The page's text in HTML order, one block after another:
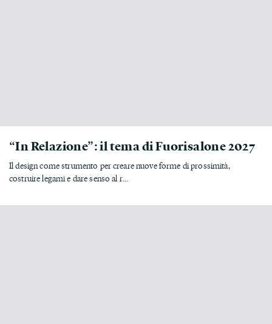
“In Relazione”: il tema di Fuorisalone 2027
Il design come strumento per creare nuove forme di prossimità,
costruire legami e dare senso al r...